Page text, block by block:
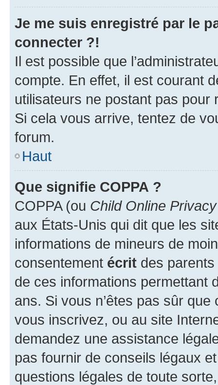
Je me suis enregistré par le
connecter ?!
Il est possible que
compte. En effet, il est courant
utilisateurs ne postant pas pour
Si cela vous arrive, tentez de
forum.
Haut
Que signifie COPPA ?
COPPA (ou Child Online
aux États-Unis qui dit que les
informations de mineurs de
consentement écrit des parents
de ces informations permettant
ans. Si vous n’êtes pas sûr
vous inscrivez, ou au site
demandez une assistance
pas fournir de conseils légaux
questions légales de toute